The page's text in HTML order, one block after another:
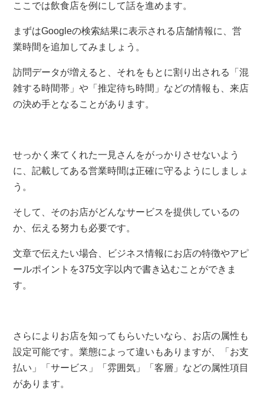
ここでは飲食店を例にして話を進めます。
まずはGoogleの検索結果に表示される店舗情報に、営
業時間を追加してみましょう。
訪問データが増えると、それをもとに割り出される「混
雑する時間帯」や「推定待ち時間」などの情報も、来店
の決め手となることがあります。
せっかく来てくれた一見さんをがっかりさせないよう
に、記載してある営業時間は正確に守るようにしましょ
う。
そして、そのお店がどんなサービスを提供しているの
か、伝える努力も必要です。
文章で伝えたい場合、ビジネス情報にお店の特徴やアピ
ールポイントを375文字以内で書き込むことができま
す。
さらによりお店を知ってもらいたいなら、お店の属性も
設定可能です。業態によって違いもありますが、「お支
払い」「サービス」「雰囲気」「客層」などの属性項目
があります。